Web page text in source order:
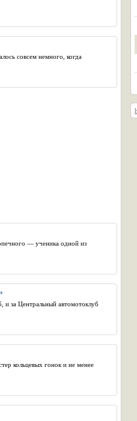
совсем немного, когда
— ученика одной из
и за Центральный автомотоклуб
кольцевых гонок и не менее